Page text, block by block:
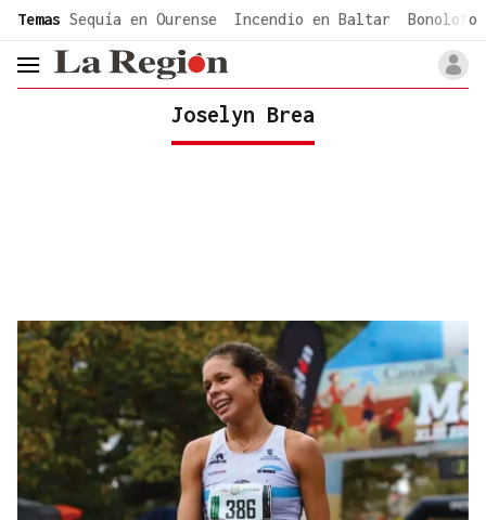
common.go-to-content
Temas Sequía en Ourense Incendio en Baltar Bonoloto
header.menu.open
Joselyn Brea